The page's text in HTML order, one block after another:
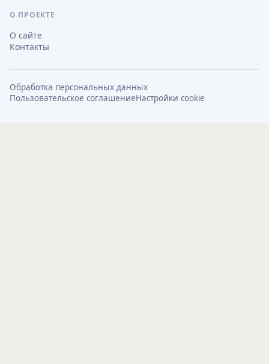
О ПРОЕКТЕ
О сайте
Контакты
Обработка персональных данных
Пользовательское соглашениеНастройки cookie